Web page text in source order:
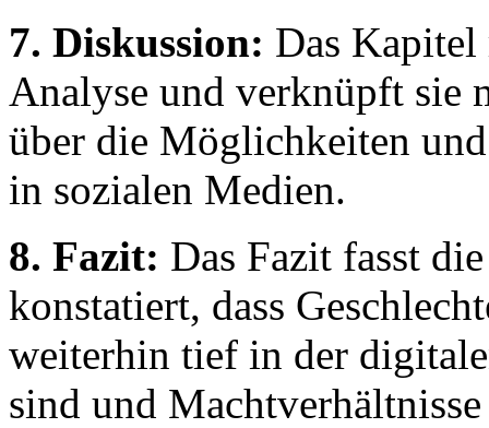
7. Diskussion: Das Kapitel
Analyse und verknüpft sie
über die Möglichkeiten
in sozialen Medien.
8. Fazit: Das Fazit fasst
konstatiert, dass
weiterhin tief in der
sind und